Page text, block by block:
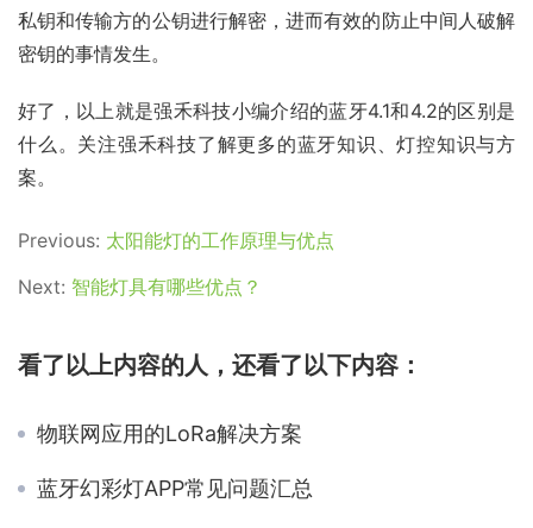
私钥和传输方的公钥进行解密，进而有效的防止中间人破解
密钥的事情发生。
好了，以上就是强禾科技小编介绍的蓝牙4.1和4.2的区别是
什么。关注强禾科技了解更多的蓝牙知识、灯控知识与方
案。
Previous: 太阳能灯的工作原理与优点
Next: 智能灯具有哪些优点？
看了以上内容的人，还看了以下内容：
物联网应用的LoRa解决方案
蓝牙幻彩灯APP常见问题汇总